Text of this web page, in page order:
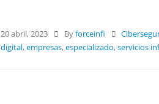
20 abril, 2023 Byforceinfi
digital,empresas,especializado,servicios